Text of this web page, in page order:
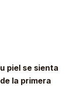
piel se sienta
la primera